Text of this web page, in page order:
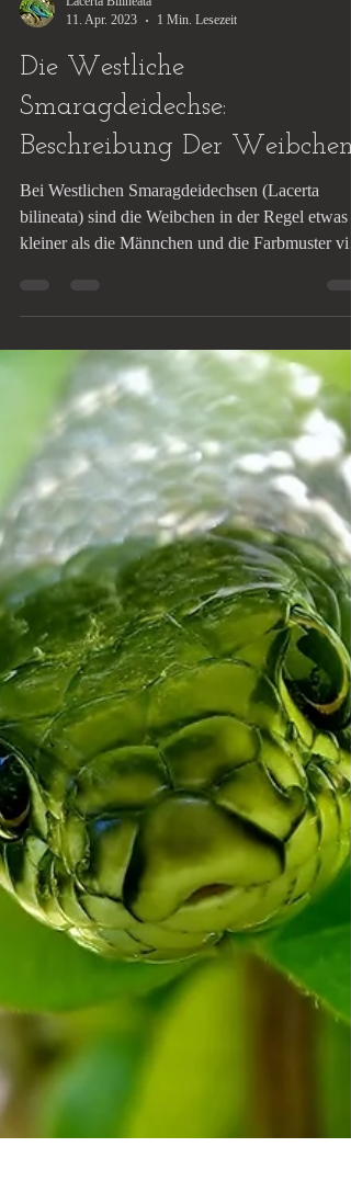
Lacerta Bilineata
11. Apr. 2023
1 Min. Lesezeit
Die Westliche
Smaragdeidechse:
Beschreibung Der Weibchen
variantenreicher. Sie erreichen zwischen 25-35
Körperlänge, wobei der Schwanz etwa doppelt
lang ist, wie der Körper. Kopf und Rumpf der
weiblichen Tiere sind etwas schmaler als bei
männlichen Tieren.